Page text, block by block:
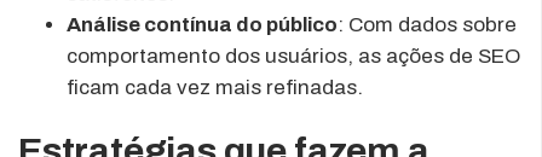
Análise contínua do público: Com dados sobre
comportamento dos usuários, as ações de SEO
ficam cada vez mais refinadas.